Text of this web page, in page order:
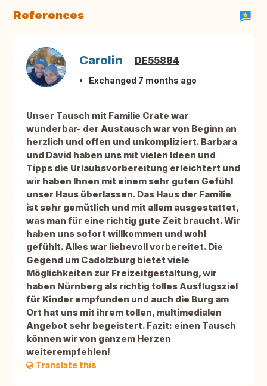
References
Carolin DE55884
Exchanged 7 months ago
Unser Tausch mit Familie Crate war
wunderbar- der Austausch war von Beginn an
herzlich und offen und unkompliziert. Barbara
und David haben uns mit vielen Ideen und
Tipps die Urlaubsvorbereitung erleichtert und
wir haben Ihnen mit einem sehr guten Gefühl
unser Haus überlassen. Das Haus der Familie
ist sehr gemütlich und mit allem ausgestattet,
was man für eine richtig gute Zeit braucht. Wir
haben uns sofort willkommen und wohl
gefühlt. Alles war liebevoll vorbereitet. Die
Gegend um Cadolzburg bietet viele
Möglichkeiten zur Freizeitgestaltung, wir
haben Nürnberg als richtig tolles Ausflugsziel
für Kinder empfunden und auch die Burg am
Ort hat uns mit ihrem tollen, multimedialen
Angebot sehr begeistert. Fazit: einen Tausch
können wir von ganzem Herzen
weiterempfehlen!
Translate this